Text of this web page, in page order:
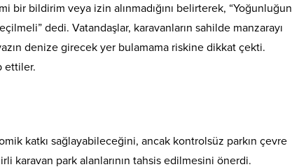
bir bildirim veya izin alınmadığını belirterek, “Yoğunluğun
dedi. Vatandaşlar, karavanların sahilde manzarayı
denize girecek yer bulamama riskine dikkat çekti.
ettiler.
katkı sağlayabileceğini, ancak kontrolsüz parkın çevre
park alanlarının tahsis edilmesini önerdi.